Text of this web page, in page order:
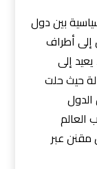
بين دول
إلى أطراف
إلى
حيث حلت
العالم
مقنن عبر